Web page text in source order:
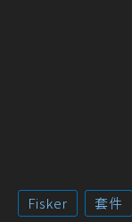
Fisker 套件